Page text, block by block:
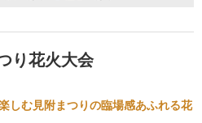
り花火大会
しむ見附まつりの臨場感あふれる花